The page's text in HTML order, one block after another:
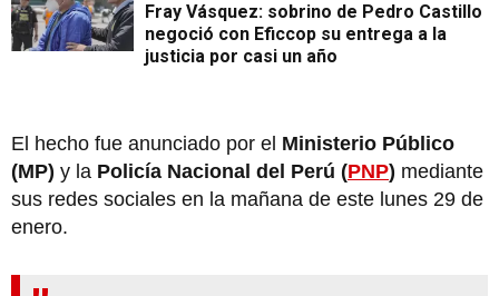
Fray Vásquez: sobrino de Pedro Castillo
negoció con Eficcop su entrega a la
justicia por casi un año
El hecho fue anunciado por el Ministerio Público
(MP) y la Policía Nacional del Perú (PNP) mediante
sus redes sociales en la mañana de este lunes 29 de
enero.